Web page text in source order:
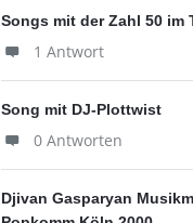
Songs mit der Zahl 50 im
1 Antwort
Song mit DJ-Plottwist
0 Antworten
Djivan Gasparyan